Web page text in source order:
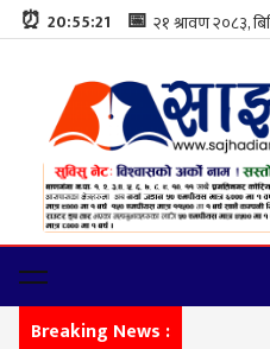
⏰ 20:55:22 📅
Breaking News :